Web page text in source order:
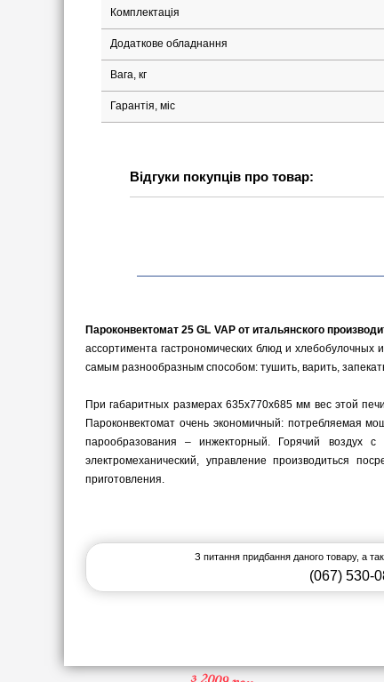
Комплектація
Додаткове обладнання
Вага, кг
Гарантія, міс
Відгуки покупців про товар:
Пароконвектомат 25 GL VAP от итальянского
ассортимента гастрономических блюд и
самым разнообразным способом: тушить, варить,
При габаритных размерах 635х770х685 мм вес этой
Пароконвектомат очень экономичный: потребляемая
парообразования – инжекторный. Горячий воздух
электромеханический, управление производиться
приготовления.
З питання придбання даного товару, а
(067) 530-